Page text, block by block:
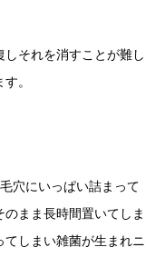
それを消すことが難し
。
穴にいっぱい詰まって
まま長時間置いてしま
しまい雑菌が生まれニ